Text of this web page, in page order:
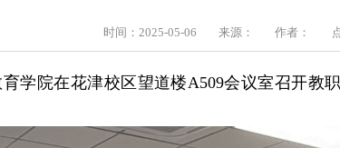
时间：2025-05-06 来源： 作者：
学院在花津校区望道楼A509会议室召开教